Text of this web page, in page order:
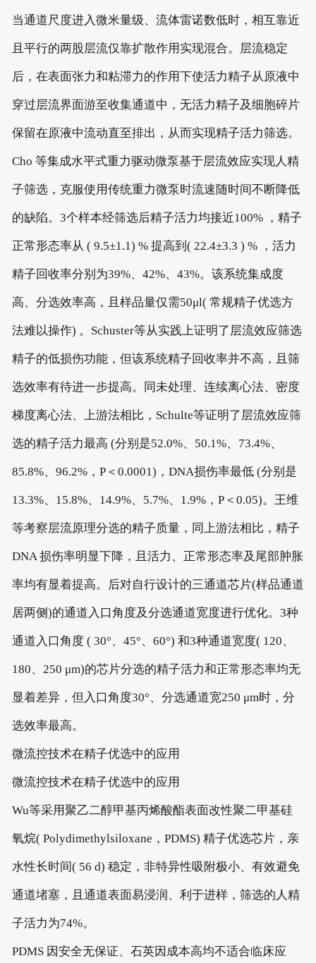
当通道尺度进入微米量级、流体雷诺数低时，相互靠近
且平行的两股层流仅靠扩散作用实现混合。层流稳定
后，在表面张力和粘滞力的作用下使活力精子从原液中
穿过层流界面游至收集通道中，无活力精子及细胞碎片
保留在原液中流动直至排出，从而实现精子活力筛选。
Cho 等集成水平式重力驱动微泵基于层流效应实现人精
子筛选，克服使用传统重力微泵时流速随时间不断降低
的缺陷。3个样本经筛选后精子活力均接近100% ，精子
正常形态率从 ( 9.5±1.1) % 提高到( 22.4±3.3 ) % ，活力
精子回收率分别为39%、42%、43%。该系统集成度
高、分选效率高，且样品量仅需50μl( 常规精子优选方
法难以操作) 。Schuster等从实践上证明了层流效应筛选
精子的低损伤功能，但该系统精子回收率并不高，且筛
选效率有待进一步提高。同未处理、连续离心法、密度
梯度离心法、上游法相比，Schulte等证明了层流效应筛
选的精子活力最高 (分别是52.0%、50.1%、73.4%、
85.8%、96.2%，P＜0.0001)，DNA损伤率最低 (分别是
13.3%、15.8%、14.9%、5.7%、1.9%，P＜0.05)。王维
等考察层流原理分选的精子质量，同上游法相比，精子
DNA 损伤率明显下降，且活力、正常形态率及尾部肿胀
率均有显着提高。后对自行设计的三通道芯片(样品通道
居两侧)的通道入口角度及分选通道宽度进行优化。3种
通道入口角度 ( 30°、45°、60°) 和3种通道宽度( 120、
180、250 μm)的芯片分选的精子活力和正常形态率均无
显着差异，但入口角度30°、分选通道宽250 μm时，分
选效率最高。
微流控技术在精子优选中的应用
微流控技术在精子优选中的应用
Wu等采用聚乙二醇甲基丙烯酸酯表面改性聚二甲基硅
氧烷( Polydimethylsiloxane，PDMS) 精子优选芯片，亲
水性长时间( 56 d) 稳定，非特异性吸附极小、有效避免
通道堵塞，且通道表面易浸润、利于进样，筛选的人精
子活力为74%。
PDMS 因安全无保证、石英因成本高均不适合临床应